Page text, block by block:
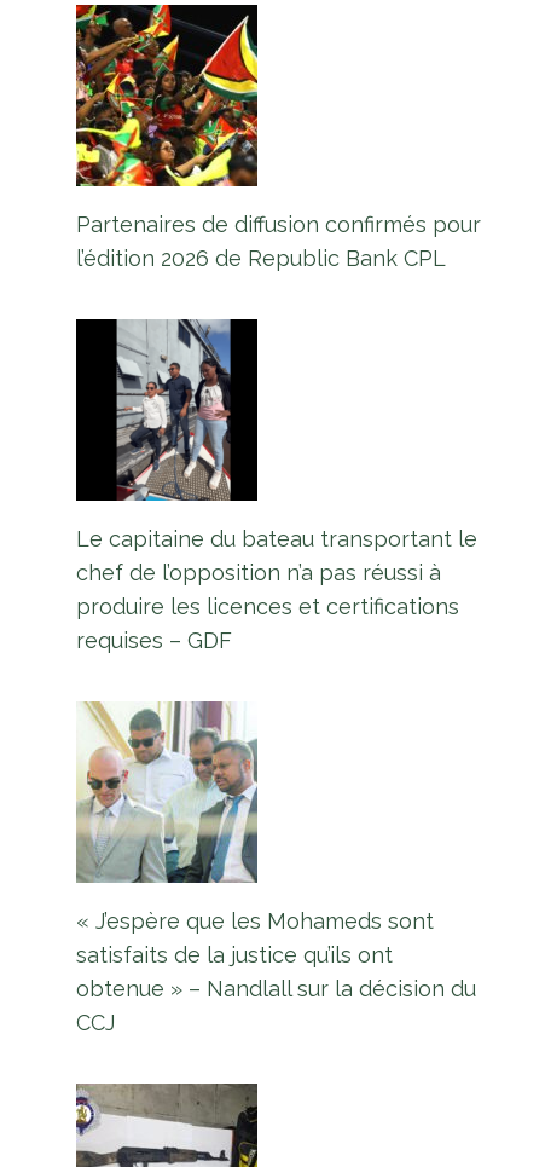
Partenaires de diffusion confirmés pour
l’édition 2026 de Republic Bank CPL
Le capitaine du bateau transportant le
chef de l’opposition n’a pas réussi à
produire les licences et certifications
requises – GDF
« J’espère que les Mohameds sont
satisfaits de la justice qu’ils ont
obtenue » – Nandlall sur la décision du
CCJ